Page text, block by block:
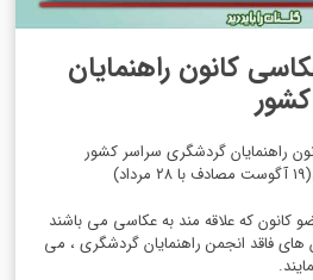
کانون راهنمایان
راهنمایان گردشگری سراسر کشور
کانون که علاقه مند به عکاسی می باشند
های فاقد انجمن راهنمایان گردشگری ، می